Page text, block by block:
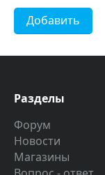
Добавить
Разделы
Форум
Новости
Магазины